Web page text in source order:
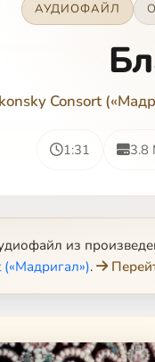
АУДИОФАЙЛ
Consort
1:31 3.8
из
(«Мадригал»).